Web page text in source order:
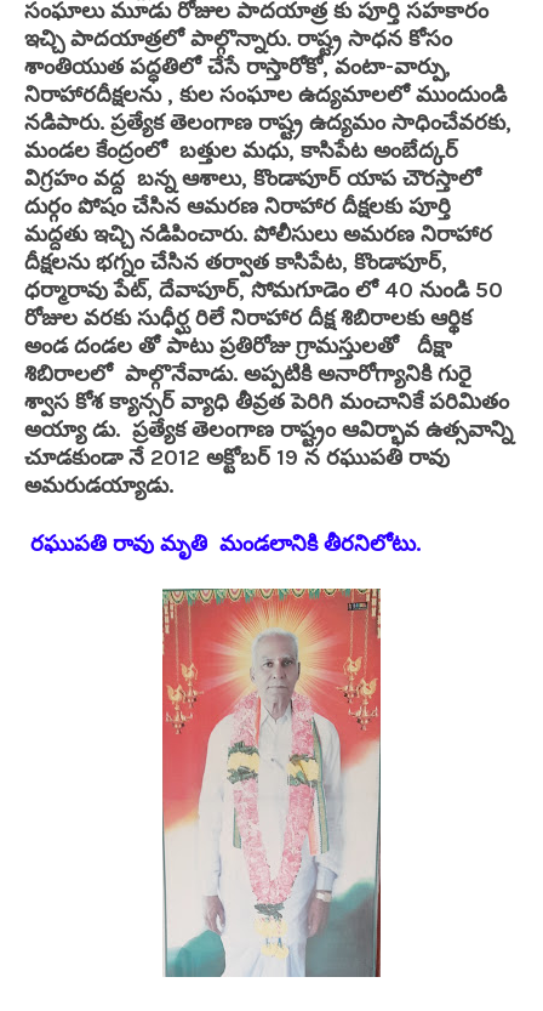
సంఘాలు మూడు రోజుల పాదయాత్ర కు పూర్తి సహకారం
ఇచ్చి పాదయాత్రలో పాల్గొన్నారు. రాష్ట్ర సాధన కోసం
శాంతియుత పద్ధతిలో చేసే రాస్తారోకో, వంటా-వార్పు,
నిరాహారదీక్షలను , కుల సంఘాల ఉద్యమాలలో ముందుండి
నడిపారు. ప్రత్యేక తెలంగాణ రాష్ట్ర ఉద్యమం సాధించేవరకు,
మండల కేంద్రంలో బత్తుల మధు, కాసిపేట అంబేద్కర్
విగ్రహం వద్ద బన్న ఆశాలు, కొండాపూర్ యాప చౌరస్తాలో
దుర్గం పోషం చేసిన ఆమరణ నిరాహార దీక్షలకు పూర్తి
మద్దతు ఇచ్చి నడిపించారు. పోలీసులు అమరణ నిరాహార
దీక్షలను భగ్నం చేసిన తర్వాత కాసిపేట, కొండాపూర్,
ధర్మారావు పేట్, దేవాపూర్, సోమగూడెం లో 40 నుండి 50
రోజుల వరకు సుధీర్ఘ రిలే నిరాహార దీక్ష శిబిరాలకు ఆర్థిక
అండ దండల తో పాటు ప్రతిరోజు గ్రామస్తులతో దీక్షా
శిబిరాలలో పాల్గొనేవాడు. అప్పటికి అనారోగ్యానికి గురై
శ్వాస కోశ క్యాన్సర్ వ్యాధి తీవ్రత పెరిగి మంచానికే పరిమితం
అయ్యా డు. ప్రత్యేక తెలంగాణ రాష్ట్రం ఆవిర్భావ ఉత్సవాన్ని
చూడకుండా నే 2012 అక్టోబర్ 19 న రఘుపతి రావు
అమరుడయ్యాడు.
రఘుపతి రావు మృతి మండలానికి తీరనిలోటు.